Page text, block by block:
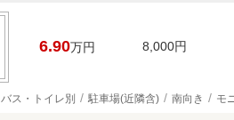
6.90万円 8,000円
バス・トイレ別 駐車場(近隣含) 南向き モ